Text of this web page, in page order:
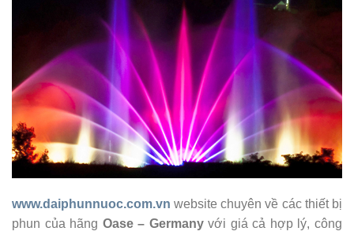
www.daiphunnuoc.com.vn website chuyên về các thiết bị
phun của hãng Oase – Germanyvới giá cả hợp lý, công